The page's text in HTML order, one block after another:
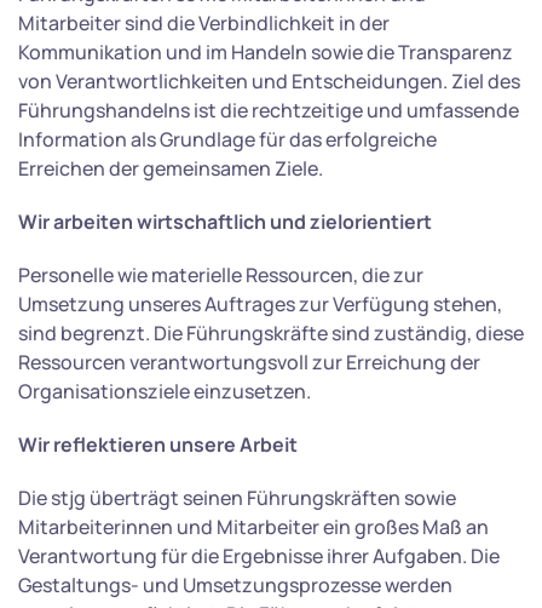
Mitarbeiter sind die Verbindlichkeit in der
Kommunikation und im Handeln sowie die Transparenz
von Verantwortlichkeiten und Entscheidungen. Ziel des
Führungshandelns ist die rechtzeitige und umfassende
Information als Grundlage für das erfolgreiche
Erreichen der gemeinsamen Ziele.
Wir arbeiten wirtschaftlich und zielorientiert
Personelle wie materielle Ressourcen, die zur
Umsetzung unseres Auftrages zur Verfügung stehen,
sind begrenzt. Die Führungskräfte sind zuständig, diese
Ressourcen verantwortungsvoll zur Erreichung der
Organisationsziele einzusetzen.
Wir reflektieren unsere Arbeit
Die stjg überträgt seinen Führungskräften sowie
Mitarbeiterinnen und Mitarbeiter ein großes Maß an
Verantwortung für die Ergebnisse ihrer Aufgaben. Die
Gestaltungs- und Umsetzungsprozesse werden